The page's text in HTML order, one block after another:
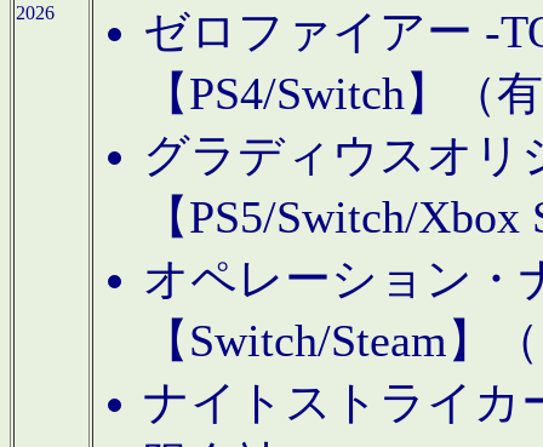
2026
ゼロファイアー -
【PS4/Switch】（
グラディウスオリ
【PS5/Switch/
オペレーション・
【Switch/Steam】
ナイトストライカ